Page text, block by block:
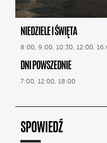
NIEDZIELE I ŚWIĘTA
8:00, 9:00, 10:30, 12:00,
DNI POWSZEDNIE
7:00, 12:00, 18:00
SPOWIEDŹ